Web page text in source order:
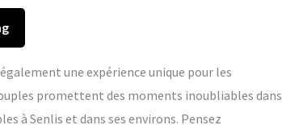
une expérience unique pour les
promettent des moments inoubliables dans
à Senlis et dans ses environs. Pensez